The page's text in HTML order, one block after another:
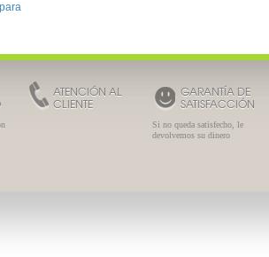
ATENCIÓN AL
CLIENTE
GARANTÍA DE
SATISFACCIÓN
Si no queda satisfecho, le
devolvemos su dinero